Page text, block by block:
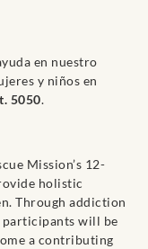
en nuestro
y niños en
5050.
Mission’s 12-
holistic
Through addiction
participants will be
a contributing